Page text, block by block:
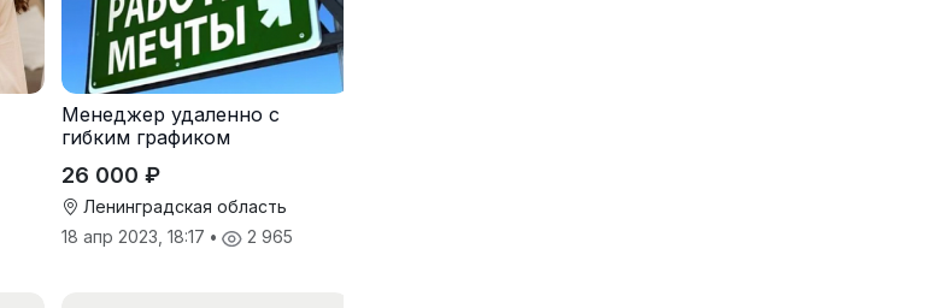
Менеджер удаленно с
гибким графиком
26 000 ₽
Ленинградская область
18 апр 2023, 18:17 • 2 965